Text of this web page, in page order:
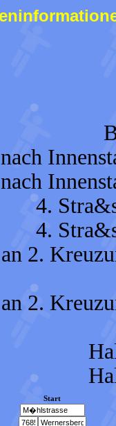
nach
nach
4.
4.
an 2.
an 2.
Start